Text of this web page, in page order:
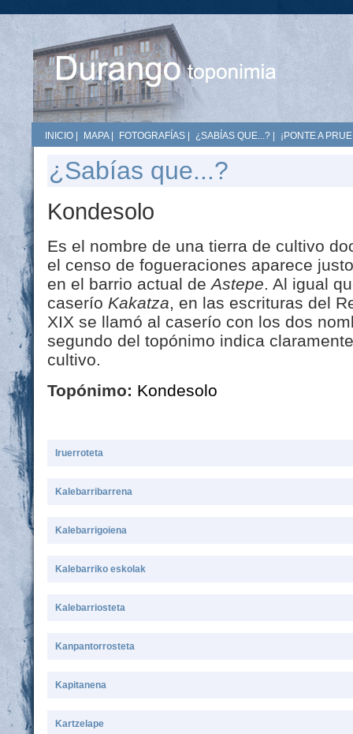
INICIO MAPA| FOTOGRAFÍAS ¿SABÍAS QUE...? ¡PONTE A
¿Sabías que...?
Kondesolo
Es el nombre de una tierra de cultivo
el censo de fogueraciones aparece
en el barrio actual deAstepe. Al igual
caserío Kakatza, en las escrituras del
XIX se llamó al caserío con los dos
segundo del topónimo indica
cultivo.
Topónimo: Kondesolo
Iruerroteta
Kalebarribarrena
Kalebarrigoiena
Kalebarriko eskolak
Kalebarriosteta
Kanpantorrosteta
Kapitanena
Kartzelape